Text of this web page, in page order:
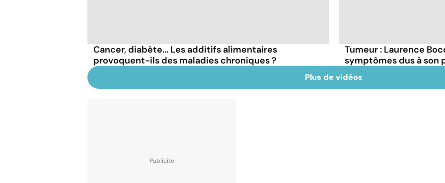
Cancer, diabète... Les additifs alimentaires
provoquent-ils des maladies chroniques ?
Tumeur : Laurence
symptômes dus à son
Plus de vidéos